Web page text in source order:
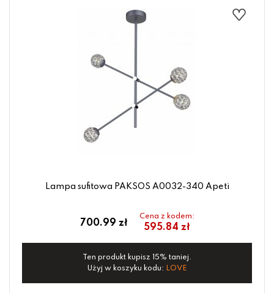
Lampa sufitowa PAKSOS A0032-340 Apeti
700.99 zł
Cena z kodem:
595.84 zł
Ten produkt kupisz 15% taniej.
Użyj w koszyku kodu: LOVE